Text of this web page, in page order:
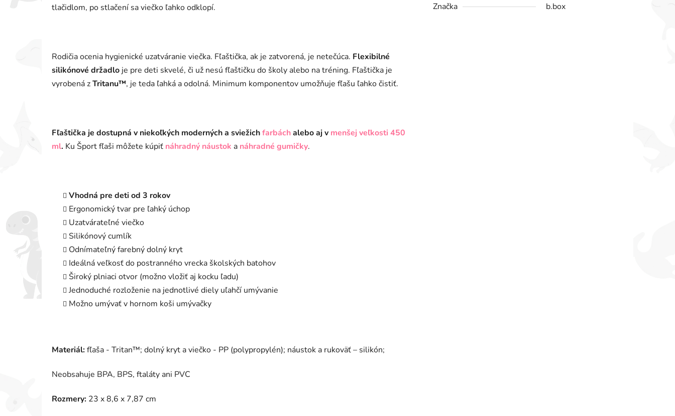
tlačidlom, po stlačení sa viečko ľahko odklopí.
Rodičia ocenia hygienické uzatváranie viečka. Fľaštička, ak je zatvorená, je netečúca. Flexibilné
silikónové držadlo je pre deti skvelé, či už nesú fľaštičku do školy alebo na tréning. Fľaštička je
vyrobená zTritanu™, je teda ľahká a odolná. Minimum komponentov umožňuje fľašu ľahko čistiť.
Fľaštička je dostupná v niekoľkých moderných a sviežichfarbáchalebo aj v menšej veľkosti 450
ml. Ku Šport fľaši môžete kúpiť náhradný náustok a náhradné gumičky.
Vhodná pre deti od 3 rokov
Ergonomický tvar pre ľahký úchop
Uzatvárateľné viečko
Silikónový cumlík
Odnímateľný farebný dolný kryt
Ideálná veľkosť do postranného vrecka školských batohov
Široký plniaci otvor (možno vložiť aj kocku ľadu)
Jednoduché rozloženie na jednotlivé diely uľahčí umývanie
Možno umývať v hornom koši umývačky
Materiál:fľaša - Tritan™; dolný kryt a viečko - PP (polypropylén); náustok a rukoväť – silikón;
Neobsahuje BPA, BPS, ftaláty ani PVC
Rozmery: 23 x 8,6 x 7,87 cm
Značka
b.box